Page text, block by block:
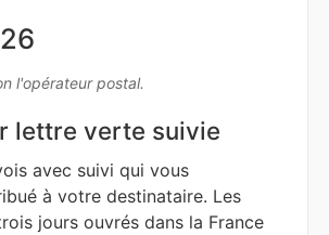
l'opérateur postal.
lettre verte suivie
avec suivi qui vous
à votre destinataire. Les
jours ouvrés dans la France